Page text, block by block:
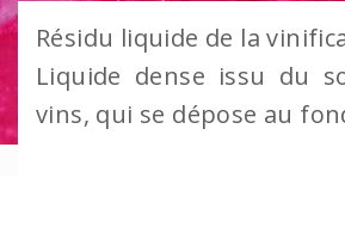
Résidu liquide de la
Liquide dense issu du
vins, qui se dépose au